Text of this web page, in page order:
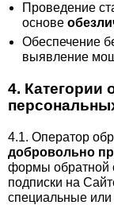
Проведение
основе
Обеспечение
выявление
4. Категории
4.1. Оператор
добровольно
формы обратной
подписки на
специальные или